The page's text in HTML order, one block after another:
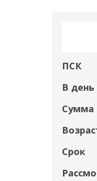
ПСК
В день
Сумма
Срок